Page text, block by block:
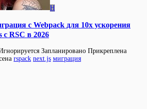
H
с Webpack для 10x ускорения
с RSC в 2026
Запланировано Прикреплена
rspack next.js миграция